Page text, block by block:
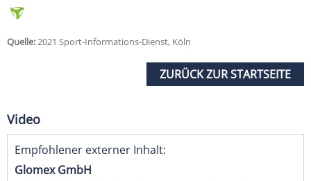
Quelle:2021 Sport-Informations-Dienst, Köln
ZURÜCK ZUR STARTSEITE
Video
Empfohlener externer Inhalt:
Glomex GmbH